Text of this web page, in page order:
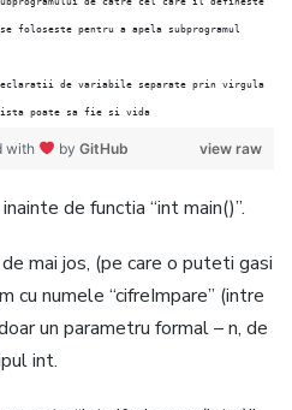
foloseste pentru a apela subprogramul
de variabile separate prin virgula
poate sa fie si vida
view raw
with by GitHub
de functia “int main()”.
mai jos, (pe care o puteti gasi
cu numele “cifreImpare” (intre
un parametru formal – n, de
int.